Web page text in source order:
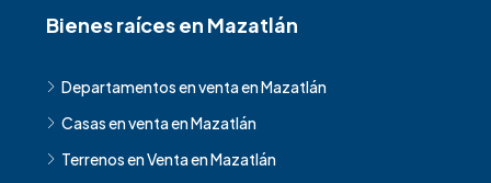
Bienes raíces en Mazatlán
Departamentos en venta en Mazatlán
Casas en venta en Mazatlán
Terrenos en Venta en Mazatlán